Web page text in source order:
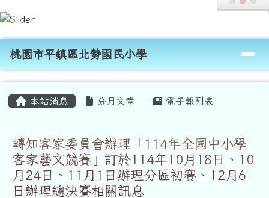
跳至主內容區
桃園市平鎮區北勢國民小學
導覽列
桃園市平鎮區北勢國民小學
本站消息 分月文章 電子報列表
轉知客家委員會辦理「114年全國中小學
客家藝文競賽」訂於114年10月18日、10
月24日、11月1日辦理分區初賽、12月6
日辦理總決賽相關訊息